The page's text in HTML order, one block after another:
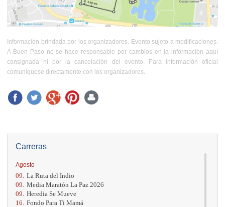
Carreras
Agosto
09. La Ruta del Indio
09. Media Maratón La Paz 2026
09. Heredia Se Mueve
16. Fondo Para Ti Mamá
Información brindada por los organizadores. Evento sujeto a modificaciones.
A Buen Paso no se hace responsable por cambios en la información aquí
consignada ni por la cancelación del evento. Para información oficial
comuníquese directamente con los organizadores.